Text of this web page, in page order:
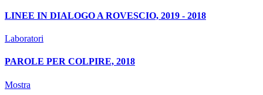
LINEE IN DIALOGO A ROVESCIO, 2019 - 2018
Laboratori
PAROLE PER COLPIRE, 2018
Mostra